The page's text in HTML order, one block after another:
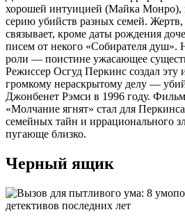
хорошей интуицией (Майка Монро),
серию убийств разных семей. Жертв,
связывает, кроме даты рождения
писем от некого «Собирателя душ».
роли — поистине ужасающее
Режиссер Осгуд Перкинс создал
громкому нераскрытому делу —
Джонбенет Рэмси в 1996 году.
«Молчание ягнят» стал для
семейных тайн и иррационального
пугающе близко.
Черный ящик